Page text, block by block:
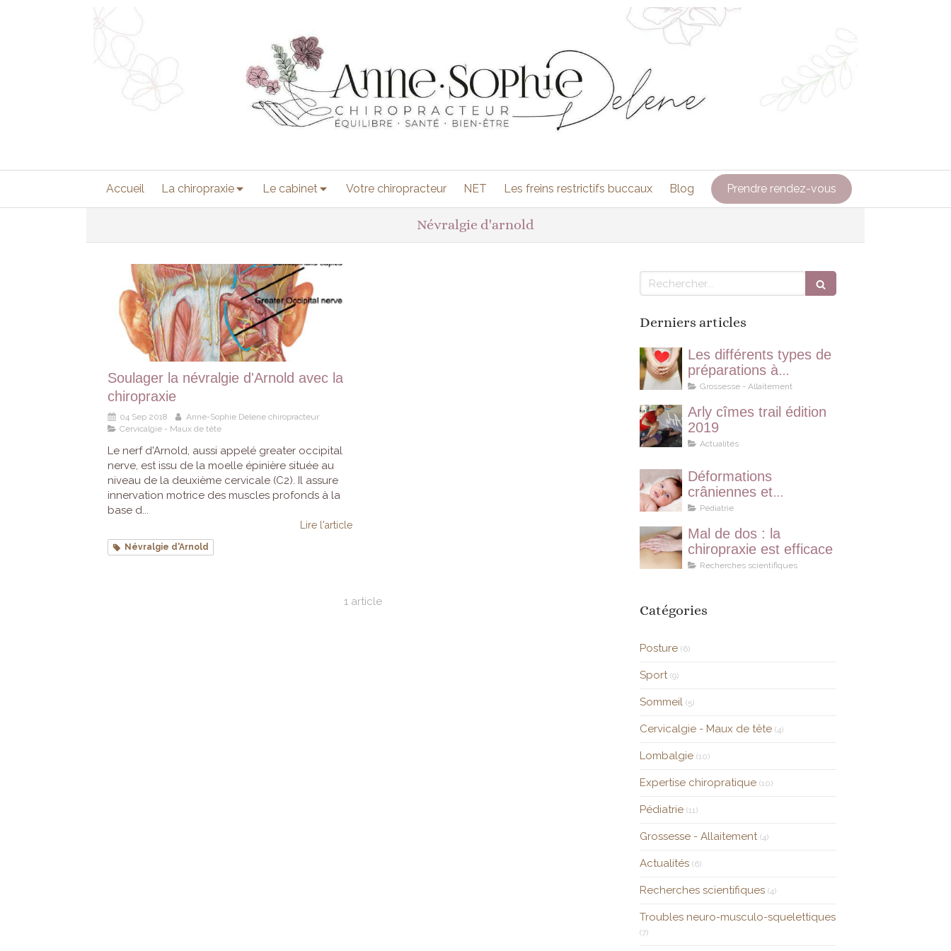
Accueil La chiropraxie Le cabinet Votre chiropracteur NET Les freins restrictifs buccaux Blog Prendre rendez-vous
Névralgie d'arnold
Soulager la névralgie d'Arnold avec la
chiropraxie
04 Sep 2018
Anne-Sophie Delene chiropracteur
Cervicalgie - Maux de tête
Le nerf d'Arnold, aussi appelé greater occipital
nerve, est issu de la moelle épinière située au
niveau de la deuxième cervicale (C2). Il assure
innervation motrice des muscles profonds à la
base d...
Lire l'article
Névralgie d'Arnold
1 article
Rechercher
Derniers articles
Les différents types de
préparations à
l’accouchement
Grossesse - Allaitement
Arly cîmes trail édition
2019
Actualités
Déformations
crâniennes et
chiropraxie
Pédiatrie
Mal de dos : la
chiropraxie est efficace
Recherches scientifiques
Catégories
Posture (6)
Sport (9)
Sommeil (5)
Cervicalgie - Maux de tête (4)
Lombalgie (10)
Expertise chiropratique (10)
Pédiatrie (11)
Grossesse - Allaitement (4)
Actualités (6)
Recherches scientifiques (4)
Troubles neuro-musculo-squelettiques
(7)